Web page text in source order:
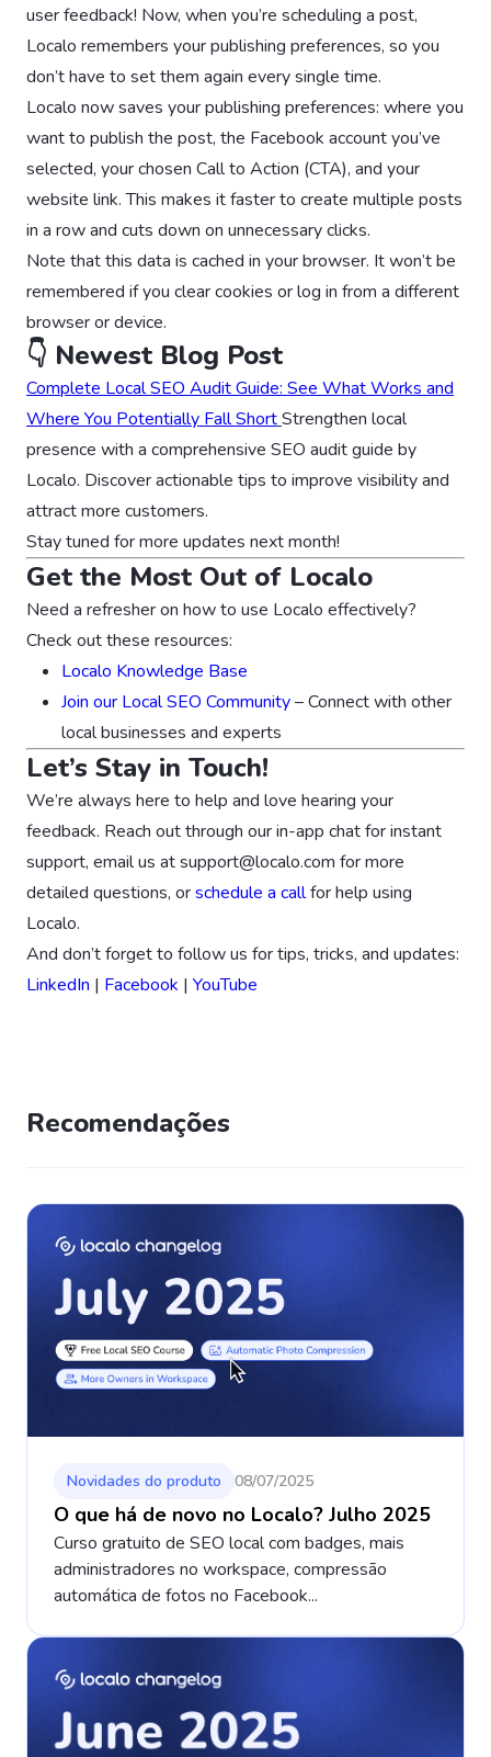
user feedback! Now, when you’re scheduling a post,
Localo remembers your publishing preferences, so you
don’t have to set them again every single time.
Localo now saves your publishing preferences: where you
want to publish the post, the Facebook account you’ve
selected, your chosen Call to Action (CTA), and your
website link. This makes it faster to create multiple posts
in a row and cuts down on unnecessary clicks.
Note that this data is cached in your browser. It won’t be
remembered if you clear cookies or log in from a different
browser or device.
👇 Newest Blog Post
Complete Local SEO Audit Guide: See What Works and
Where You Potentially Fall ShortStrengthen local
presence with a comprehensive SEO audit guide by
Localo. Discover actionable tips to improve visibility and
attract more customers.
Stay tuned for more updates next month!
Get the Most Out of Localo
Need a refresher on how to use Localo effectively?
Check out these resources:
Localo Knowledge Base
Join our Local SEO Community– Connect with other
local businesses and experts
Let’s Stay in Touch!
We’re always here to help and love hearing your
feedback. Reach out through our in-app chat for instant
support, email us atsupport@localo.com for more
detailed questions, orschedule a callfor help using
Localo.
And don’t forget to follow us for tips, tricks, and updates:
LinkedIn | Facebook | YouTube
Recomendações
Novidades do produto 08/07/2025
O que há de novo no Localo? Julho 2025
Curso gratuito de SEO local com badges, mais
administradores no workspace, compressão
automática de fotos no Facebook...